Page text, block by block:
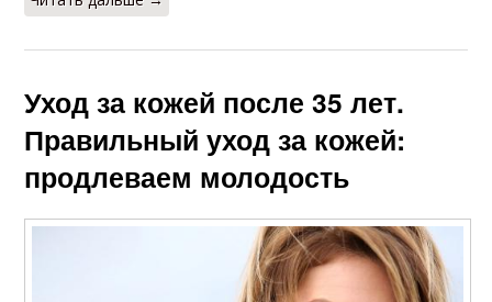
Уход за кожей после 35 лет.
Правильный уход за кожей:
продлеваем молодость